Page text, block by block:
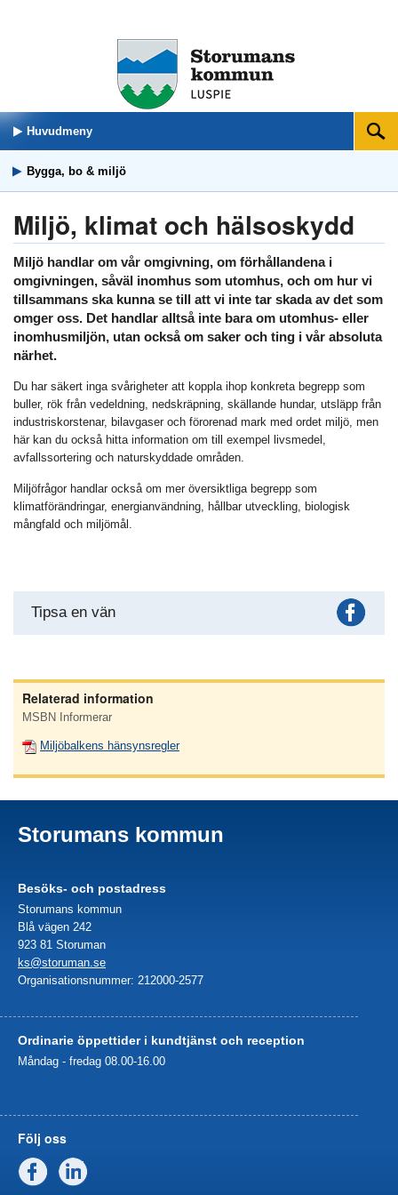
Huvudmeny Sök
Bygga, bo & miljö
Miljö, klimat och hälsoskydd
Miljö handlar om vår omgivning, om förhållandena i
omgivningen, såväl inomhus som utomhus, och om hur vi
tillsammans ska kunna se till att vi inte tar skada av det som
omger oss. Det handlar alltså inte bara om utomhus- eller
inomhusmiljön, utan också om saker och ting i vår absoluta
närhet.
Du har säkert inga svårigheter att koppla ihop konkreta begrepp som
buller, rök från vedeldning, nedskräpning, skällande hundar, utsläpp från
industriskorstenar, bilavgaser och förorenad mark med ordet miljö, men
här kan du också hitta information om till exempel livsmedel,
avfallssortering och naturskyddade områden.
Miljöfrågor handlar också om mer översiktliga begrepp som
klimatförändringar, energianvändning, hållbar utveckling, biologisk
mångfald och miljömål.
Tipsa en vän
Relaterad information
MSBN Informerar
Miljöbalkens hänsynsregler
Storumans kommun
Besöks- och postadress
Storumans kommun
Blå vägen 242
923 81 Storuman
ks@storuman.se
Organisationsnummer: 212000-2577
Ordinarie öppettider i kundtjänst och reception
Måndag - fredag 08.00-16.00
Följ oss
Facebook